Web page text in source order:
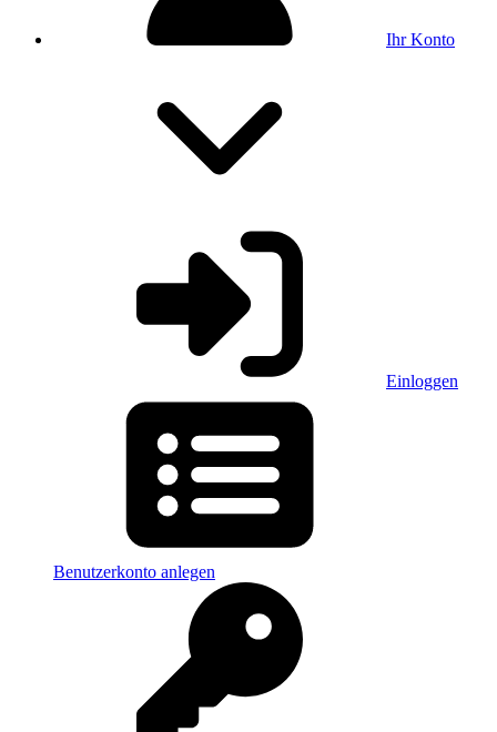
Ihr Konto
Einloggen
Benutzerkonto anlegen